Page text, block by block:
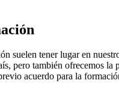
suelen tener lugar en
pero también ofrecemos la
acuerdo para la